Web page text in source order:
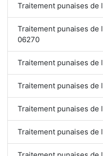
Traitement punaises de
Traitement punaises
06270
Traitement punaises de
Traitement punaises de
Traitement punaises de
Traitement punaises de